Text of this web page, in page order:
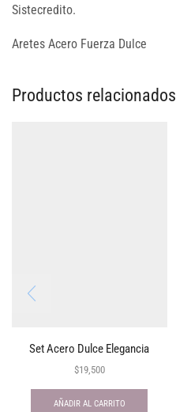
Sistecredito.
Aretes Acero Fuerza Dulce
Productos relacionados
Set Acero Dulce Elegancia
$19,500
AÑADIR AL CARRITO